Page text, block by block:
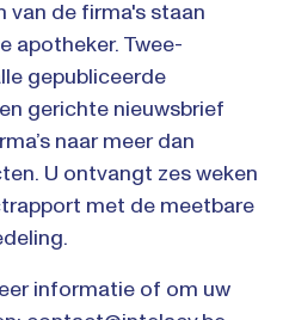
van de firma's staan
apotheker. Twee-
gepubliceerde
gerichte nieuwsbrief
naar meer dan
U ontvangt zes weken
met de meetbare
informatie of om uw